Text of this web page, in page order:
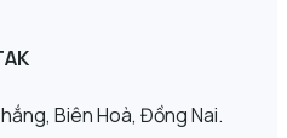
Biên Hoà, Đồng Nai.